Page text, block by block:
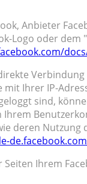
Anbieter
Logo oder
Ihrer IP-
sind,
deren
Ihrem